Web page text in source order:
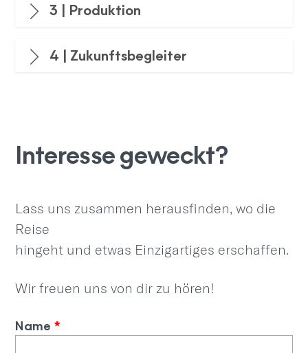
3 | Produktion
4 | Zukunftsbegleiter
Interesse geweckt?
Lass uns zusammen herausfinden, wo die
Reise
hingeht und etwas Einzigartiges erschaffen.
Wir freuen uns von dir zu hören!
Name *